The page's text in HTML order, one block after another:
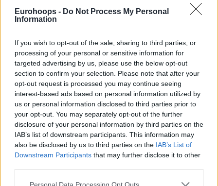
Eurohoops - Do Not Process My Personal
Information
If you wish to opt-out of the sale, sharing to third parties, or
processing of your personal or sensitive information for
targeted advertising by us, please use the below opt-out
section to confirm your selection. Please note that after your
opt-out request is processed you may continue seeing
interest-based ads based on personal information utilized by
us or personal information disclosed to third parties prior to
your opt-out. You may separately opt-out of the further
disclosure of your personal information by third parties on the
IAB’s list of downstream participants. This information may
also be disclosed by us to third parties on the IAB’s List of
Downstream Participants that may further disclose it to other
Please note that this website/app uses one or more Google
Personal Data Processing Opt Outs
Διάψευση και για Πίτερς
Κίναν Έβανς
δεν ήταν ο μόνος παίκτης των Πειραιωτών,
ο οποίος μπλέχτηκε σε ένα σενάριο αλλαγής ομάδας.
Ολυμπιακός: Βιλντόζα αντί Γκος στην επτάδα των
ξένων για τους τελικούς
Ολυμπιακόςδιέψευσε και την είδηση για τονΆλεκ
Πίτερς ,ο οποίος υπολογίζεται και για τη νέα σεζόν,
έχοντας συμβόλαιο με την ομάδα.